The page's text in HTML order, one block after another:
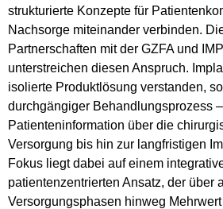
strukturierte Konzepte für
Nachsorge miteinander verbinden.
Partnerschaften mit der GZFA und
unterstreichen diesen Anspruch.
isolierte Produktlösung verstanden,
durchgängiger Behandlungsprozess
Patienteninformation über die
Versorgung bis hin zur langfristigen
Fokus liegt dabei auf einem
patientenzentrierten Ansatz, der über
Versorgungsphasen hinweg Mehrwert